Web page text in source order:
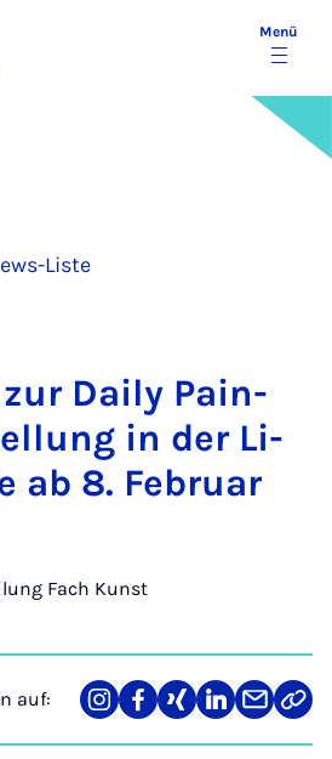
Menü
Liste
Dai­ly Pain­
in der Li­
ab 8. Fe­bru­ar
Fach Kunst
auf:
Teilen
auf
Teilen
auf
Teilen
auf
Teilen
auf
Teilen
über
Link